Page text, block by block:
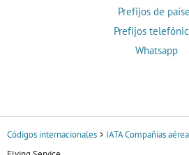
Prefijos de
Prefijos
Whatsapp
Códigos internacionales IATA Compañías